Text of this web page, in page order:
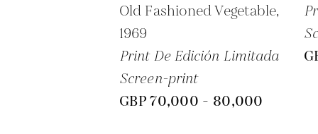
Old Fashioned Vegetable,
1969
Print De Edición Limitada
Screen-print
GBP 70,000 - 80,000